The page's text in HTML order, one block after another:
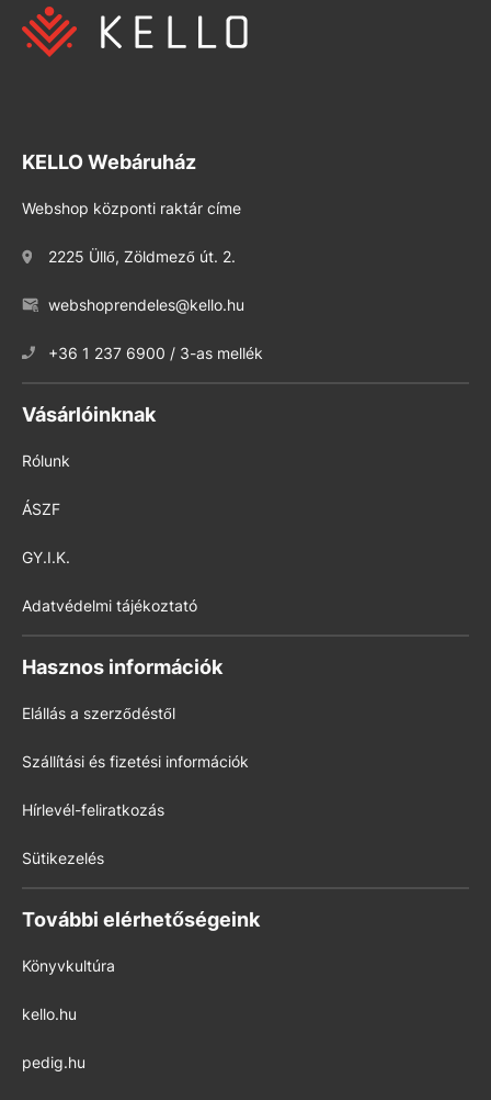
KELLO Webáruház
Webshop központi raktár címe
2225 Üllő, Zöldmező út. 2.
webshoprendeles@kello.hu
+36 1 237 6900 / 3-as mellék
Vásárlóinknak
Rólunk
ÁSZF
GY.I.K.
Adatvédelmi tájékoztató
Hasznos információk
Elállás a szerződéstől
Szállítási és fizetési információk
Hírlevél-feliratkozás
Sütikezelés
További elérhetőségeink
Könyvkultúra
kello.hu
pedig.hu